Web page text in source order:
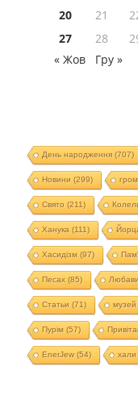
20
21
27
28
« Жов
Гру »
День народження(707)
Новини (299)
Свято (211)
Ханука (111)
Хасидізм (97)
Песах(85)
Статьи (71)
Пурім (57)
EnerJew(54) хали